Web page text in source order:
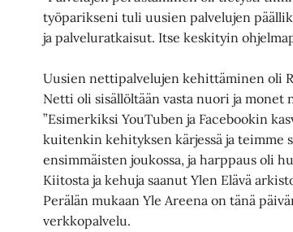
työparikseni tuli uusien palvelujen
ja palveluratkaisut. Itse keskityin
Uusien nettipalvelujen kehittäminen oli
Netti oli sisällöltään vasta nuori ja
”Esimerkiksi YouTuben ja Facebookin
kuitenkin kehityksen kärjessä ja teimme
ensimmäisten joukossa, ja harppaus oli
Kiitosta ja kehuja saanut Ylen Elävä
Perälän mukaan Yle Areena on tänä
verkkopalvelu.